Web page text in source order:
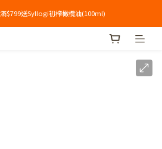
單筆滿$699享免運🔥
$799送Syllogi初榨橄欖油(100ml)